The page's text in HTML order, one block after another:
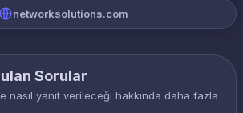
networksolutions.com
Sorular
nasıl yanıt verileceği hakkında daha fazla